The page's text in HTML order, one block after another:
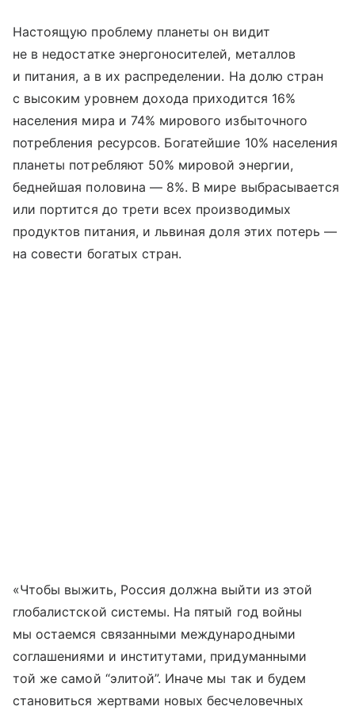
Настоящую проблему планеты он видит
не в недостатке энергоносителей, металлов
и питания, а в их распределении. На долю стран
с высоким уровнем дохода приходится 16%
населения мира и 74% мирового избыточного
потребления ресурсов. Богатейшие 10% населения
планеты потребляют 50% мировой энергии,
беднейшая половина — 8%. В мире выбрасывается
или портится до трети всех производимых
продуктов питания, и львиная доля этих потерь —
на совести богатых стран.
«Чтобы выжить, Россия должна выйти из этой
глобалистской системы. На пятый год войны
мы остаемся связанными международными
соглашениями и институтами, придуманными
той же самой “элитой”. Иначе мы так и будем
становиться жертвами новых бесчеловечных